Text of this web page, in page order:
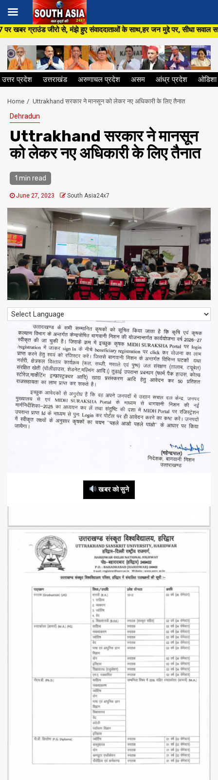
Skip
to
content
हुए संवाददाताओं के साथ,हर जन मुद्दे पर, सीधा सवाल सरकार से ,सिर्फ
उत्तर प्रदेश उत्तराखंड अरुणाचल प्रदेश असम आंध्र प्रदेश ओडिशा
Home Uttrakhand सरकार ने मानसून को लेकर नए अधिकारी के लिए तैनात
Dehradun
Uttrakhand सरकार ने मानसून
को लेकर नए अधिकारी के लिए तैनात
1 min read
June 27, 2023 South Asia24x7
खबर को सुने